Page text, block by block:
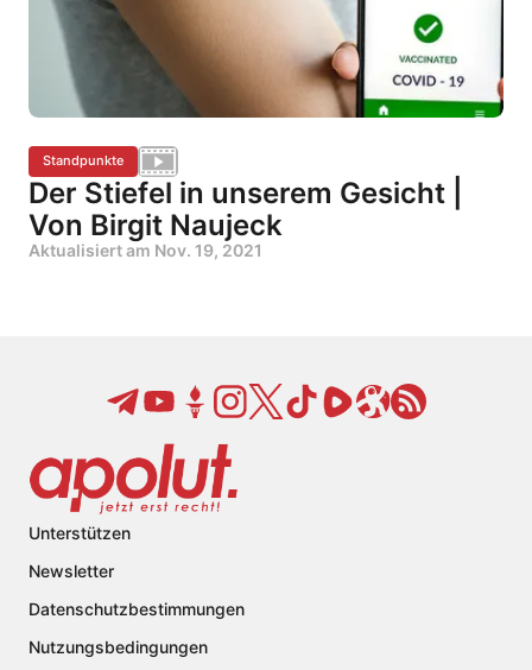
Standpunkte
Der Stiefel in unserem Gesicht |
Von Birgit Naujeck
Aktualisiert am Nov. 19, 2021
Unterstützen
Newsletter
Datenschutzbestimmungen
Nutzungsbedingungen